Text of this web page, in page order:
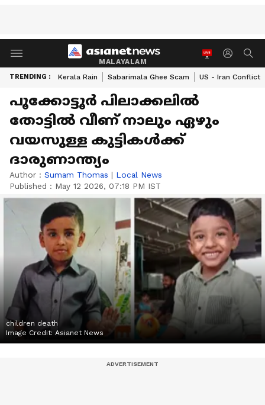
MALAYALAM
TRENDING : Kerala Rain Sabarimala Ghee Scam US - Iran Conflict
പൂക്കോട്ടൂർ പിലാക്കലിൽ
തോട്ടിൽ വീണ് നാലും ഏഴും
വയസുള്ള കുട്ടികൾക്ക്
ദാരുണാന്ത്യം
Author : Sumam Thomas | Local News
Published : May 12 2026, 07:18 PM IST
children death
Image Credit: Asianet News